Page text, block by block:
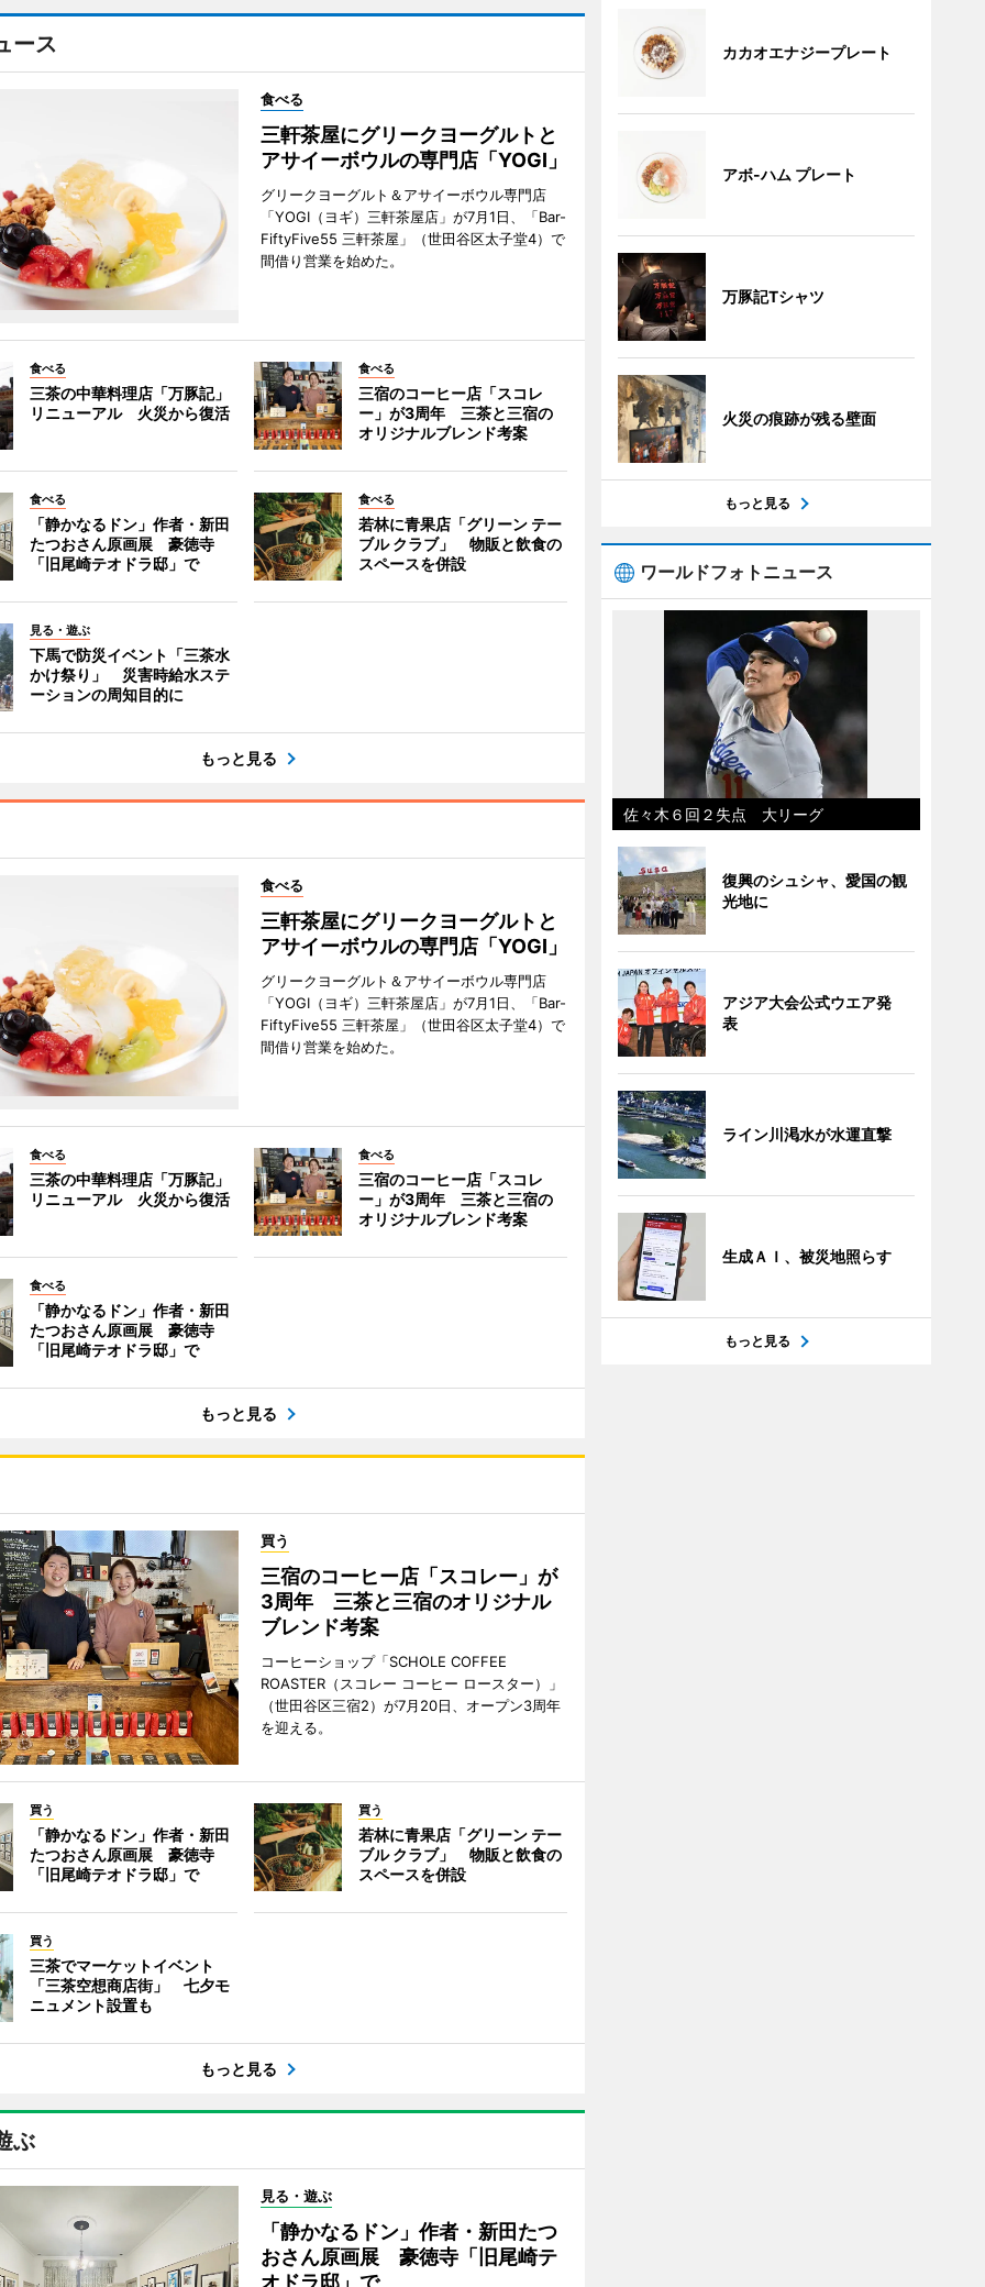
ース
食べる
三軒茶屋にグリークヨーグルトと
アサイーボウルの専門店「YOGI」
グリークヨーグルト＆アサイーボウル専門店
「YOGI（ヨギ）三軒茶屋店」が7月1日、「Bar-
FiftyFive55 三軒茶屋」（世田谷区太子堂4）で
間借り営業を始めた。
食べる
三茶の中華料理店「万豚記」
リニューアル 火災から復活
食べる
三宿のコーヒー店「スコレ
ー」が3周年 三茶と三宿の
オリジナルブレンド考案
食べる
「静かなるドン」作者・新田
たつおさん原画展 豪徳寺
「旧尾崎テオドラ邸」で
食べる
若林に青果店「グリーン テー
ブル クラブ」 物販と飲食の
スペースを併設
見る・遊ぶ
下馬で防災イベント「三茶水
かけ祭り」 災害時給水ステ
ーションの周知目的に
もっと見る
食べる
三軒茶屋にグリークヨーグルトと
アサイーボウルの専門店「YOGI」
グリークヨーグルト＆アサイーボウル専門店
「YOGI（ヨギ）三軒茶屋店」が7月1日、「Bar-
FiftyFive55 三軒茶屋」（世田谷区太子堂4）で
間借り営業を始めた。
食べる
三茶の中華料理店「万豚記」
リニューアル 火災から復活
食べる
三宿のコーヒー店「スコレ
ー」が3周年 三茶と三宿の
オリジナルブレンド考案
食べる
「静かなるドン」作者・新田
たつおさん原画展 豪徳寺
「旧尾崎テオドラ邸」で
もっと見る
買う
三宿のコーヒー店「スコレー」が
3周年 三茶と三宿のオリジナル
ブレンド考案
コーヒーショップ「SCHOLE COFFEE
ROASTER（スコレー コーヒー ロースター）」
（世田谷区三宿2）が7月20日、オープン3周年
を迎える。
買う
「静かなるドン」作者・新田
たつおさん原画展 豪徳寺
「旧尾崎テオドラ邸」で
買う
若林に青果店「グリーン テー
ブル クラブ」 物販と飲食の
スペースを併設
買う
三茶でマーケットイベント
「三茶空想商店街」 七夕モ
ニュメント設置も
もっと見る
ぶ
見る・遊ぶ
「静かなるドン」作者・新田たつ
おさん原画展 豪徳寺「旧尾崎テ
オドラ邸」で
カカオエナジープレート
アボ-ハム プレート
万豚記Tシャツ
火災の痕跡が残る壁面
もっと見る
ワールドフォトニュース
佐々木６回２失点 大リーグ
復興のシュシャ、愛国の観
光地に
アジア大会公式ウエア発
表
ライン川渇水が水運直撃
生成ＡＩ、被災地照らす
もっと見る